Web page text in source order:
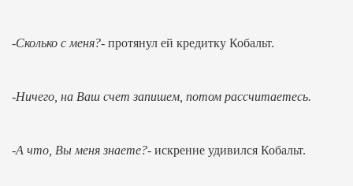
-Сколько с меня?- протянул ей кредитку Кобальт.
-Ничего, на Ваш счет запишем, потом рассчитаетесь.
-А что, Вы меня знаете?- искренне удивился Кобальт.